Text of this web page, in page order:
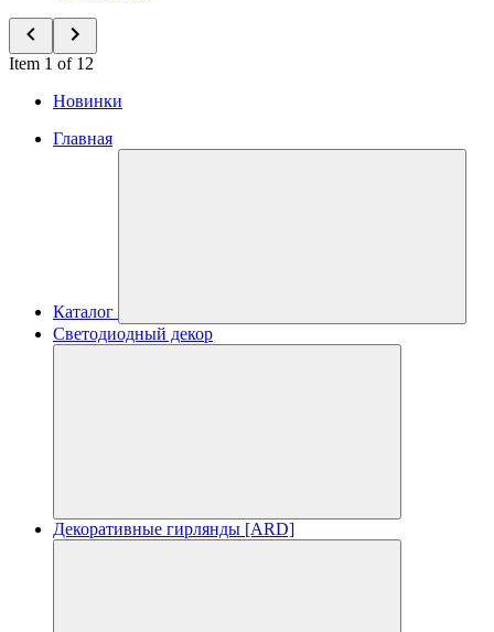
Item 1 of 12
Новинки
Главная
Каталог
Светодиодный декор
Декоративные гирлянды [ARD]